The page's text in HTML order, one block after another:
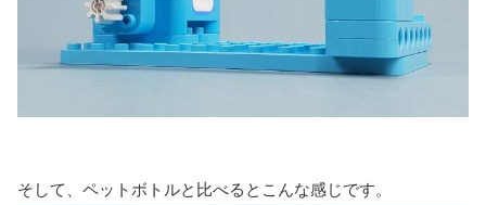
そして、ペットボトルと比べるとこんな感じです。